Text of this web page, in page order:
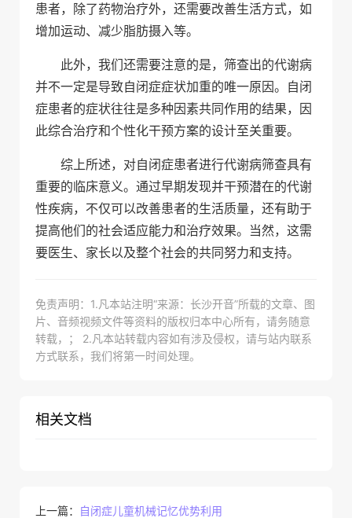
患者，除了药物治疗外，还需要改善生活方式，如
增加运动、减少脂肪摄入等。
此外，我们还需要注意的是，筛查出的代谢病
并不一定是导致自闭症症状加重的唯一原因。自闭
症患者的症状往往是多种因素共同作用的结果，因
此综合治疗和个性化干预方案的设计至关重要。
综上所述，对自闭症患者进行代谢病筛查具有
重要的临床意义。通过早期发现并干预潜在的代谢
性疾病，不仅可以改善患者的生活质量，还有助于
提高他们的社会适应能力和治疗效果。当然，这需
要医生、家长以及整个社会的共同努力和支持。
免责声明：1.凡本站注明“来源：长沙开音”所载的文章、图
片、音频视频文件等资料的版权归本中心所有，请务随意
转载，； 2.凡本站转载内容如有涉及侵权，请与站内联系
方式联系，我们将第一时间处理。
相关文档
上一篇：
自闭症儿童机械记忆优势利用